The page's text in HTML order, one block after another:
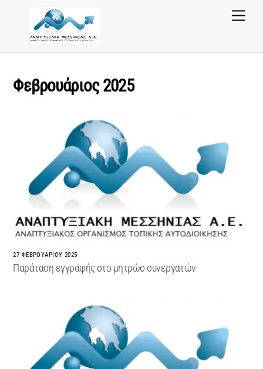
Menu
Φεβρουάριος 2025
27 ΦΕΒΡΟΥΑΡΊΟΥ 2025
Παράταση εγγραφής στο μητρώο συνεργατών